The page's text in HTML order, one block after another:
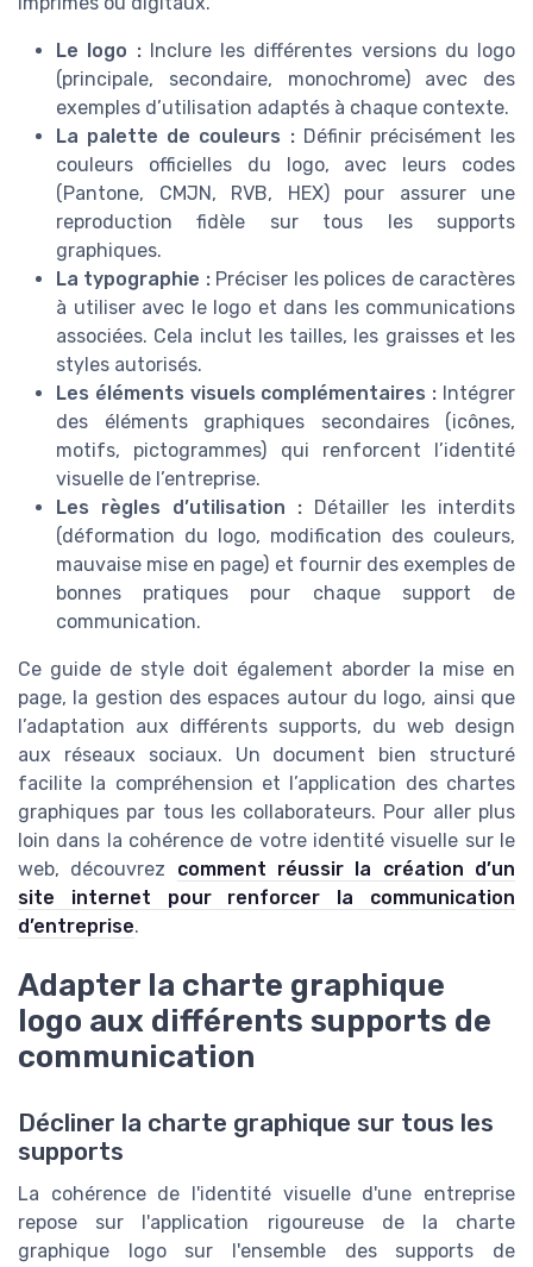
Le logo :Inclure les différentes versions du logo
(principale, secondaire, monochrome) avec des
exemples d’utilisation adaptés à chaque contexte.
La palette de couleurs :Définir précisément les
couleurs officielles du logo, avec leurs codes
(Pantone, CMJN, RVB, HEX) pour assurer une
reproduction fidèle sur tous les supports
graphiques.
La typographie :Préciser les polices de caractères
à utiliser avec le logo et dans les communications
associées. Cela inclut les tailles, les graisses et les
styles autorisés.
Les éléments visuels complémentaires : Intégrer
des éléments graphiques secondaires (icônes,
motifs, pictogrammes) qui renforcent l’identité
visuelle de l’entreprise.
Les règles d’utilisation : Détailler les interdits
(déformation du logo, modification des couleurs,
mauvaise mise en page) et fournir des exemples de
bonnes pratiques pour chaque support de
communication.
Ce guide de style doit également aborder la mise en
page, la gestion des espaces autour du logo, ainsi que
l’adaptation aux différents supports, du web design
aux réseaux sociaux. Un document bien structuré
facilite la compréhension et l’application des chartes
graphiques par tous les collaborateurs. Pour aller plus
loin dans la cohérence de votre identité visuelle sur le
web, découvrez comment réussir la création d’un
site internet pour renforcer la communication
d’entreprise.
Adapter la charte graphique
logo aux différents supports de
communication
Décliner la charte graphique sur tous les
supports
La cohérence de l'identité visuelle d'une entreprise
repose sur l'application rigoureuse de la charte
graphique logo sur l'ensemble des supports de